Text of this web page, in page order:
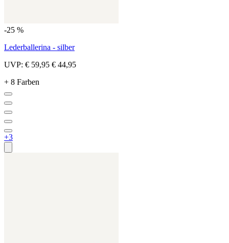
-25 %
Lederballerina - silber
UVP: € 59,95 € 44,95
+ 8 Farben
+3